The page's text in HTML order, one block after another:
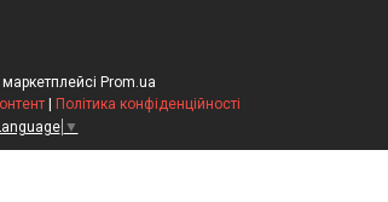
Prom.ua
Політика конфіденційності
▼